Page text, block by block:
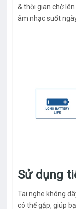
& thời gian chờ
âm nhạc suốt
Sử dụng
Tai nghe không
có thể gập, giúp